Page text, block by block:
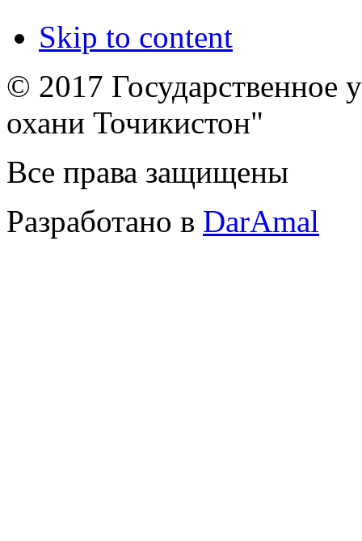
Skip to content
© 2017 Государственное
охани Точикистон"
Все права защищены
Разработано в DarAmal